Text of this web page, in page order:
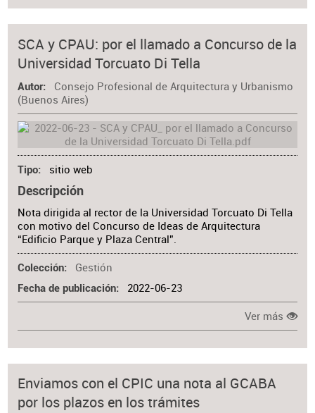
SCA y CPAU: por el llamado a Concurso de la
Universidad Torcuato Di Tella
Autor
Consejo Profesional de Arquitectura y Urbanismo
(Buenos Aires)
Tipo sitio web
Descripción
Nota dirigida al rector de la Universidad Torcuato Di Tella
con motivo del Concurso de Ideas de Arquitectura
“Edificio Parque y Plaza Central”.
Colección Gestión
Fecha de publicación 2022-06-23
Ver más
Enviamos con el CPIC una nota al GCABA
por los plazos en los trámites